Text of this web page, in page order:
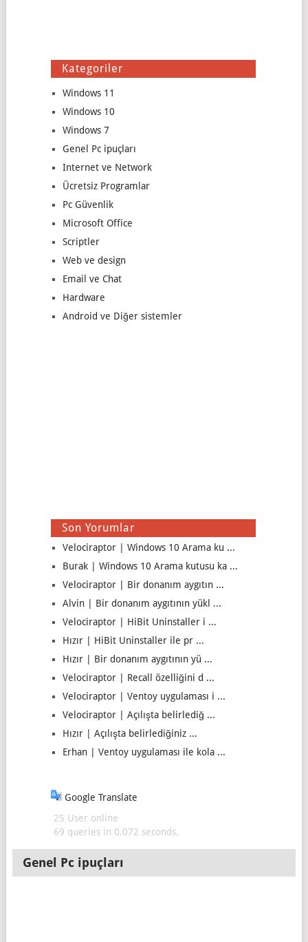
Kategoriler
Windows 11
Windows 10
Windows 7
Genel Pc ipuçları
Internet ve Network
Ücretsiz Programlar
Pc Güvenlik
Microsoft Office
Scriptler
Web ve design
Email ve Chat
Hardware
Android ve Diğer sistemler
Son Yorumlar
Velociraptor | Windows 10 Arama ku ...
Burak | Windows 10 Arama kutusu ka ...
Velociraptor | Bir donanım aygıtın ...
Alvin | Bir donanım aygıtının yükl ...
Velociraptor | HiBit Uninstaller i ...
Hızır | HiBit Uninstaller ile pr ...
Hızır | Bir donanım aygıtının yü ...
Velociraptor | Recall özelliğini d ...
Velociraptor | Ventoy uygulaması i ...
Velociraptor | Açılışta belirlediğ ...
Hızır | Açılışta belirlediğiniz ...
Erhan | Ventoy uygulaması ile kola ...
Google Translate
25 User online
69 queries in 0,072 seconds.
Genel Pc ipuçları